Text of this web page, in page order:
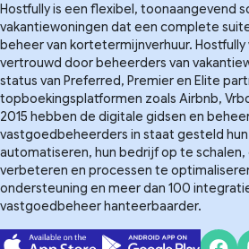
Hostfully is een flexibel, toonaangevend
vakantiewoningen dat een complete
beheer van kortetermijnverhuur.
vertrouwd door beheerders van
status van Preferred, Premier en Elite
topboekingsplatformen zoals Airbnb,
2015 hebben de digitale gidsen en
vastgoedbeheerders in staat gesteld
automatiseren, hun bedrijf op te
verbeteren en processen te
ondersteuning en meer dan 100
vastgoedbeheer hanteerbaarder.